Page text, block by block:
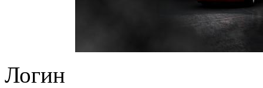
Логин